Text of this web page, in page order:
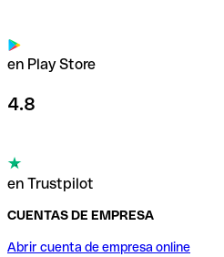
en Play Store
4.8
en Trustpilot
CUENTAS DE EMPRESA
Abrir cuenta de empresa online